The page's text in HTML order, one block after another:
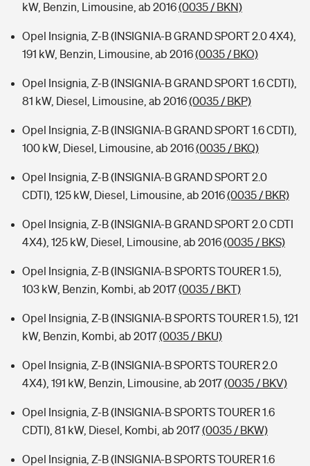
kW, Benzin, Limousine, ab 2016(0035 / BKN)
Opel Insignia, Z-B (INSIGNIA-B GRAND SPORT 2.0 4X4),
191 kW, Benzin, Limousine, ab 2016(0035 / BKO)
Opel Insignia, Z-B (INSIGNIA-B GRAND SPORT 1.6 CDTI),
81 kW, Diesel, Limousine, ab 2016(0035 / BKP)
Opel Insignia, Z-B (INSIGNIA-B GRAND SPORT 1.6 CDTI),
100 kW, Diesel, Limousine, ab 2016(0035 / BKQ)
Opel Insignia, Z-B (INSIGNIA-B GRAND SPORT 2.0
CDTI), 125 kW, Diesel, Limousine, ab 2016(0035 / BKR)
Opel Insignia, Z-B (INSIGNIA-B GRAND SPORT 2.0 CDTI
4X4), 125 kW, Diesel, Limousine, ab 2016(0035 / BKS)
Opel Insignia, Z-B (INSIGNIA-B SPORTS TOURER 1.5),
103 kW, Benzin, Kombi, ab 2017(0035 / BKT)
Opel Insignia, Z-B (INSIGNIA-B SPORTS TOURER 1.5), 121
kW, Benzin, Kombi, ab 2017(0035 / BKU)
Opel Insignia, Z-B (INSIGNIA-B SPORTS TOURER 2.0
4X4), 191 kW, Benzin, Limousine, ab 2017(0035 / BKV)
Opel Insignia, Z-B (INSIGNIA-B SPORTS TOURER 1.6
CDTI), 81 kW, Diesel, Kombi, ab 2017(0035 / BKW)
Opel Insignia, Z-B (INSIGNIA-B SPORTS TOURER 1.6